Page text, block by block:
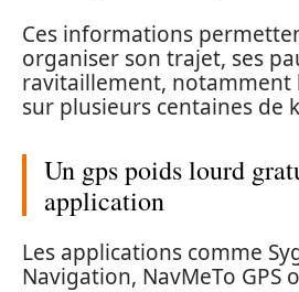
Ces informations
organiser son trajet, ses
ravitaillement, notamment
sur plusieurs centaines de
Un gps poids lourd
application
Les applications comme
Navigation, NavMeTo GPS